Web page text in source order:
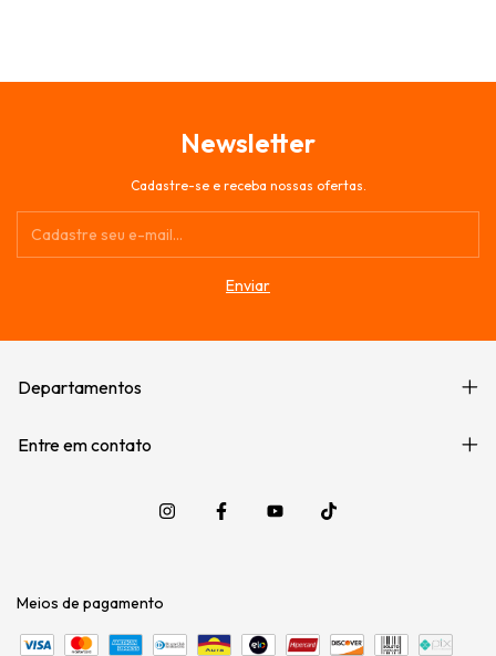
Newsletter
Cadastre-se e receba nossas ofertas.
Departamentos
Entre em contato
Meios de pagamento